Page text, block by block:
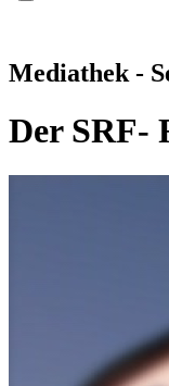
Mediathek -
Der SRF-